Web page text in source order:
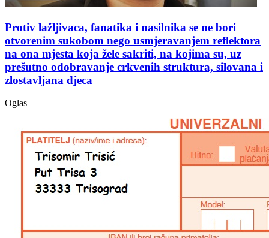
Protiv lažljivaca, fanatika i nasilnika se ne bori
otvorenim sukobom nego usmjeravanjem reflektora
na ona mjesta koja žele sakriti, na kojima su, uz
prešutno odobravanje crkvenih struktura, silovana i
zlostavljana djeca
Oglas